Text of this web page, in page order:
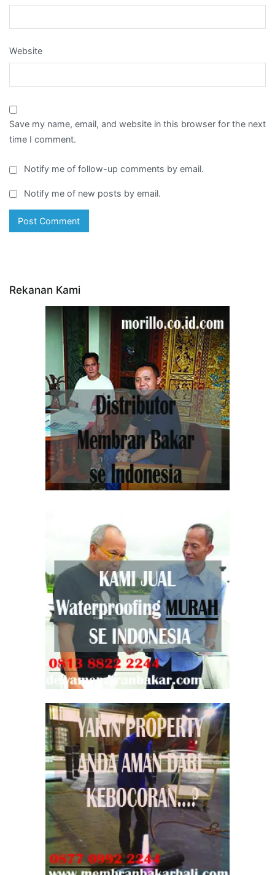
Website
Save my name, email, and website in this browser for the next
time I comment.
Notify me of follow-up comments by email.
Notify me of new posts by email.
Rekanan Kami